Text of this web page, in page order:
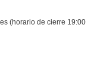
(horario de cierre 19:00